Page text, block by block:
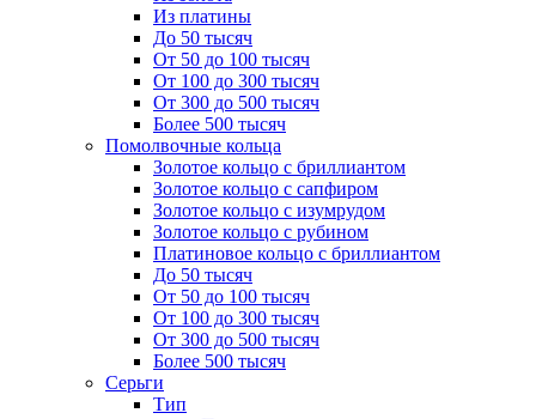
Из платины
До 50 тысяч
От 50 до 100 тысяч
От 100 до 300 тысяч
От 300 до 500 тысяч
Более 500 тысяч
Помолвочные кольца
Золотое кольцо с бриллиантом
Золотое кольцо с сапфиром
Золотое кольцо с изумрудом
Золотое кольцо с рубином
Платиновое кольцо с бриллиантом
До 50 тысяч
От 50 до 100 тысяч
От 100 до 300 тысяч
От 300 до 500 тысяч
Более 500 тысяч
Серьги
Тип